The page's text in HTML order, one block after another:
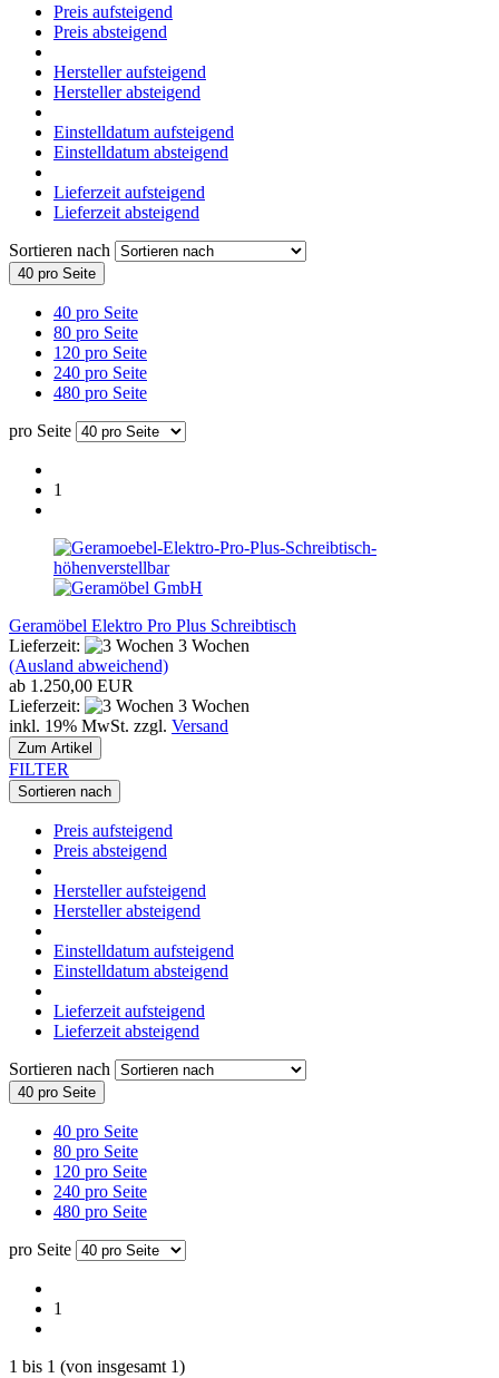
Preis aufsteigend
Preis absteigend
Hersteller aufsteigend
Hersteller absteigend
Einstelldatum aufsteigend
Einstelldatum absteigend
Lieferzeit aufsteigend
Lieferzeit absteigend
Sortieren nach
40 pro Seite
40 pro Seite
80 pro Seite
120 pro Seite
240 pro Seite
480 pro Seite
pro Seite
1
Geramöbel Elektro Pro Plus Schreibtisch
Lieferzeit:
3 Wochen
(Ausland abweichend)
ab 1.250,00 EUR
Lieferzeit:
3 Wochen
inkl. 19% MwSt. zzgl. Versand
Zum Artikel
FILTER
Sortieren nach
Preis aufsteigend
Preis absteigend
Hersteller aufsteigend
Hersteller absteigend
Einstelldatum aufsteigend
Einstelldatum absteigend
Lieferzeit aufsteigend
Lieferzeit absteigend
Sortieren nach
40 pro Seite
40 pro Seite
80 pro Seite
120 pro Seite
240 pro Seite
480 pro Seite
pro Seite
1
1 bis 1 (von insgesamt 1)